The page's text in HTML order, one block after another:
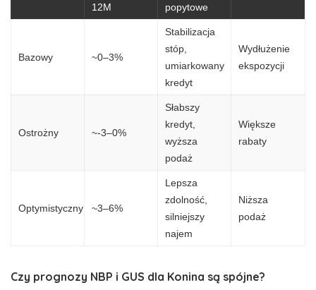
12M
popytowe
Bazowy ~0–3%
Stabilizacja
stóp,
umiarkowany
kredyt
Wydłużenie
ekspozycji
Ostrożny ~-3–0%
Słabszy
kredyt,
wyższa
podaż
Większe
rabaty
Optymistyczny ~3–6%
Lepsza
zdolność,
silniejszy
najem
Niższa
podaż
Czy prognozy NBP i GUS dla Konina są spójne?